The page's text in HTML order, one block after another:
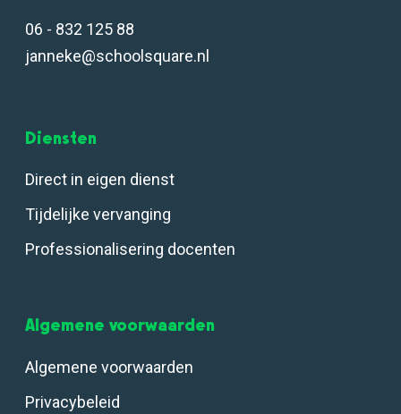
06 - 832 125 88
janneke@schoolsquare.nl
Diensten
Direct in eigen dienst
Tijdelijke vervanging
Professionalisering docenten
Algemene voorwaarden
Algemene voorwaarden
Privacybeleid